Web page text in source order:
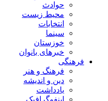
حوادث
محیط زیست
انتخابات
سینما
خوزستان
خبرهای بانوان
فرهنگی
فرهنگ و هنر
دین و اندیشه
یادداشت
اینفوگرافیک